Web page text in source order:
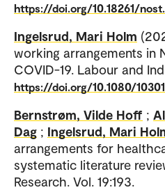
https://doi.org/10.18261/
Ingelsrud, Mari Holm
working arrangements in
COVID-19. Labour and
https://doi.org/10.1080/
Bernstrøm, Vilde Hoff ;
Dag ; Ingelsrud, Mari
arrangements for
systematic literature
Research. Vol. 19:193.